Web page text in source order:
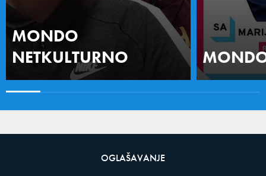
MONDO
NETKULTURNO
OGLAŠAVANJE